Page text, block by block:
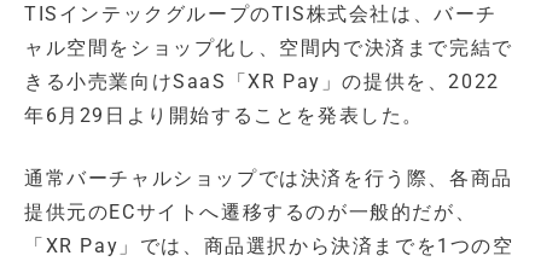
TISインテックグループのTIS株式会社は、バーチ
ャル空間をショップ化し、空間内で決済まで完結で
きる小売業向けSaaS「XR Pay」の提供を、2022
年6月29日より開始することを発表した。
通常バーチャルショップでは決済を行う際、各商品
提供元のECサイトへ遷移するのが一般的だが、
「XR Pay」では、商品選択から決済までを1つの空